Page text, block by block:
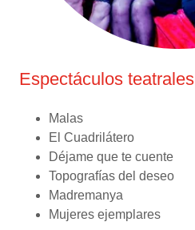
Espectáculos teatrales
Malas
El Cuadrilátero
Déjame que te cuente
Topografías del deseo
Madremanya
Mujeres ejemplares